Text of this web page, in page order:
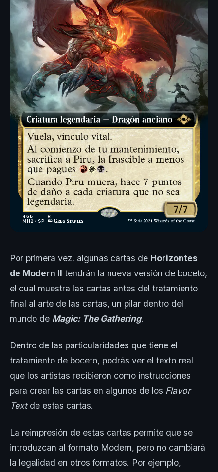
Por primera vez, algunas cartas de Horizontes
de Modern II tendrán la nueva versión de boceto,
el cual muestra las cartas antes del tratamiento
final al arte de las cartas, un pilar dentro del
mundo de Magic: The Gathering.
Dentro de las particularidades que tiene el
tratamiento de boceto, podrás ver el texto real
que los artistas recibieron como instrucciones
para crear las cartas en algunos de los Flavor
Textde estas cartas.
La reimpresión de estas cartas permite que se
introduzcan al formato Modern, pero no cambiará
la legalidad en otros formatos. Por ejemplo,